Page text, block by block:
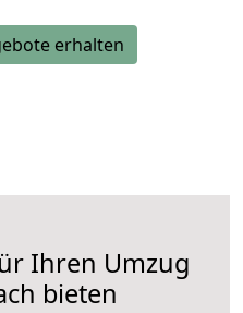
erhalten
Ihren Umzug
bieten